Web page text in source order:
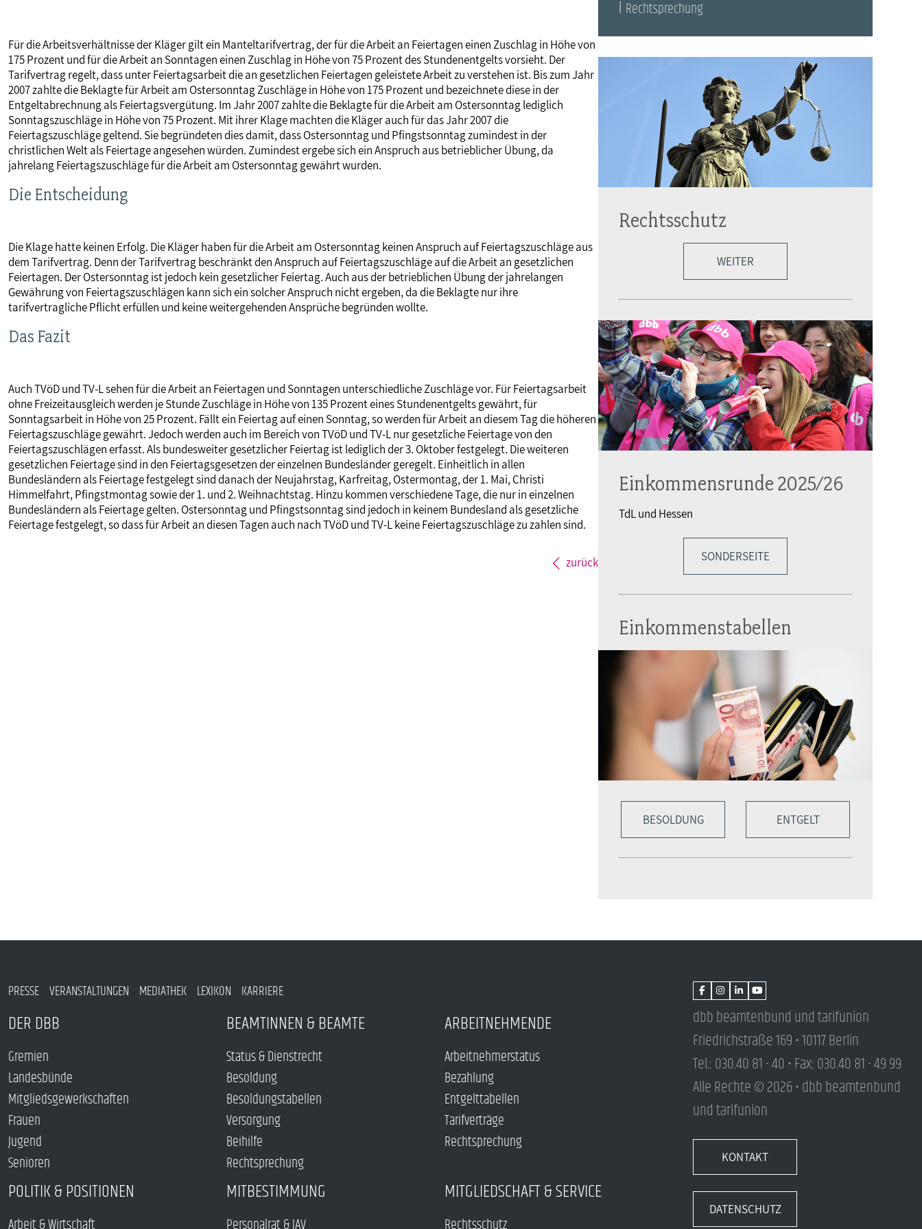
Jugend
Senioren
Beihilfe
Rechtsprechung
Rechtsprechung
Europa
MITGLIEDSCHAFT & SERVICE
Verlag
Für die Arbeitsverhältnisse der Kläger gilt ein Manteltarifvertrag, der für die Arbeit an Feiertagen einen Zuschlag in Höhe von
175 Prozent und für die Arbeit an Sonntagen einen Zuschlag in Höhe von 75 Prozent des Stundenentgelts vorsieht. Der
Tarifvertrag regelt, dass unter Feiertagsarbeit die an gesetzlichen Feiertagen geleistete Arbeit zu verstehen ist. Bis zum Jahr
2007 zahlte die Beklagte für Arbeit am Ostersonntag Zuschläge in Höhe von 175 Prozent und bezeichnete diese in der
Entgeltabrechnung als Feiertagsvergütung. Im Jahr 2007 zahlte die Beklagte für die Arbeit am Ostersonntag lediglich
Sonntagszuschläge in Höhe von 75 Prozent. Mit ihrer Klage machten die Kläger auch für das Jahr 2007 die
Feiertagszuschläge geltend. Sie begründeten dies damit, dass Ostersonntag und Pfingstsonntag zumindest in der
christlichen Welt als Feiertage angesehen würden. Zumindest ergebe sich ein Anspruch aus betrieblicher Übung, da
jahrelang Feiertagszuschläge für die Arbeit am Ostersonntag gewährt wurden.
Die Entscheidung
Die Klage hatte keinen Erfolg. Die Kläger haben für die Arbeit am Ostersonntag keinen Anspruch auf Feiertagszuschläge aus
dem Tarifvertrag. Denn der Tarifvertrag beschränkt den Anspruch auf Feiertagszuschläge auf die Arbeit an gesetzlichen
Feiertagen. Der Ostersonntag ist jedoch kein gesetzlicher Feiertag. Auch aus der betrieblichen Übung der jahrelangen
Gewährung von Feiertagszuschlägen kann sich ein solcher Anspruch nicht ergeben, da die Beklagte nur ihre
tarifvertragliche Pflicht erfüllen und keine weitergehenden Ansprüche begründen wollte.
Das Fazit
Auch TVöD und TV-L sehen für die Arbeit an Feiertagen und Sonntagen unterschiedliche Zuschläge vor. Für Feiertagsarbeit
ohne Freizeitausgleich werden je Stunde Zuschläge in Höhe von 135 Prozent eines Stundenentgelts gewährt, für
Sonntagsarbeit in Höhe von 25 Prozent. Fällt ein Feiertag auf einen Sonntag, so werden für Arbeit an diesem Tag die höheren
Feiertagszuschläge gewährt. Jedoch werden auch im Bereich von TVöD und TV-L nur gesetzliche Feiertage von den
Feiertagszuschlägen erfasst. Als bundesweiter gesetzlicher Feiertag ist lediglich der 3. Oktober festgelegt. Die weiteren
gesetzlichen Feiertage sind in den Feiertagsgesetzen der einzelnen Bundesländer geregelt. Einheitlich in allen
Bundesländern als Feiertage festgelegt sind danach der Neujahrstag, Karfreitag, Ostermontag, der 1. Mai, Christi
Himmelfahrt, Pfingstmontag sowie der 1. und 2. Weihnachtstag. Hinzu kommen verschiedene Tage, die nur in einzelnen
Bundesländern als Feiertage gelten. Ostersonntag und Pfingstsonntag sind jedoch in keinem Bundesland als gesetzliche
Feiertage festgelegt, so dass für Arbeit an diesen Tagen auch nach TVöD und TV-L keine Feiertagszuschläge zu zahlen sind.
zurück
Rechtsprechung
Rechtsschutz
WEITER
Einkommensrunde 2025/26
TdL und Hessen
SONDERSEITE
Einkommenstabellen
BESOLDUNG ENTGELT
PRESSE VERANSTALTUNGEN MEDIATHEK LEXIKON KARRIERE
DER DBB
Gremien
Landesbünde
Mitgliedsgewerkschaften
Frauen
Jugend
Senioren
BEAMTINNEN & BEAMTE
Status & Dienstrecht
Besoldung
Besoldungstabellen
Versorgung
Beihilfe
Rechtsprechung
ARBEITNEHMENDE
Arbeitnehmerstatus
Bezahlung
Entgelttabellen
Tarifverträge
Rechtsprechung
POLITIK & POSITIONEN MITBESTIMMUNG MITGLIEDSCHAFT & SERVICE
dbb beamtenbund und tarifunion
Friedrichstraße 169 • 10117 Berlin
Tel.: 030.40 81 - 40 • Fax: 030.40 81 - 49 99
Alle Rechte © 2026 • dbb beamtenbund
und tarifunion
KONTAKT
DATENSCHUTZ